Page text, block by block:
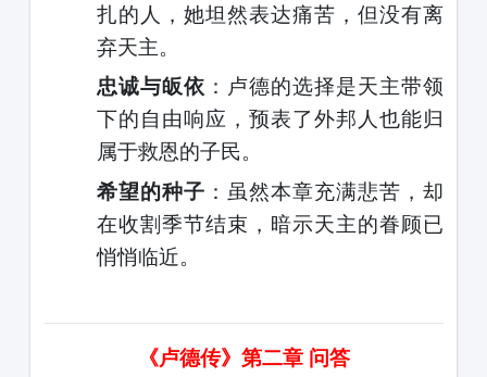
扎的人，她坦然表达痛苦，但没有离
弃天主。
忠诚与皈依 ：卢德的选择是天主带领
下的自由响应，预表了外邦人也能归
属于救恩的子民。
希望的种子 ：虽然本章充满悲苦，却
在收割季节结束，暗示天主的眷顾已
悄悄临近。
《卢德传》第二章 问答